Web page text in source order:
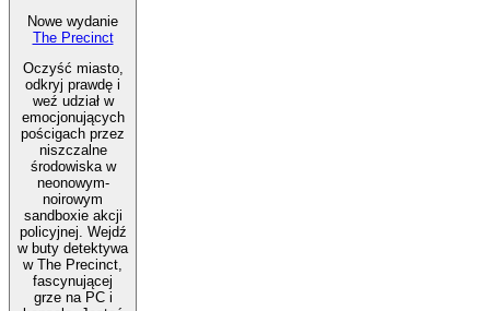
Nowe wydanie
The Precinct
Oczyść miasto,
odkryj prawdę i
weź udział w
emocjonujących
pościgach przez
niszczalne
środowiska w
neonowym-
noirowym
sandboxie akcji
policyjnej. Wejdź
w buty detektywa
w The Precinct,
fascynującej
grze na PC i